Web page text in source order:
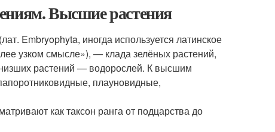
Высшие растения
Embryophyta, иногда используется латинское
узком смысле»), — клада зелёных растений,
растений — водорослей. К высшим
плауновидные,
как таксон ранга от подцарства до